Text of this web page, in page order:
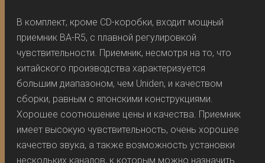
В комплект, кроме CD-коробки, входит мощный
приемник BA-R5, с плавной регулировкой
чувствительности. Приемник, несмотря на то, что
китайского производства характеризуется
большим диапазоном, чем Uniden, и качеством
сборки, равным с японскими конструкциями.
Хорошее соотношение цены и качества. Приемник
имеет высокую чувствительность, очень хорошее
качество звука, а также возможность установки
нескольких каналов, к которым можно назначить